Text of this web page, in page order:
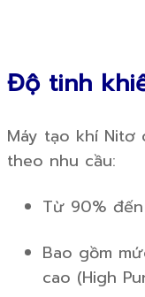
Độ tinh
Máy tạo khí
theo nhu cầu:
Từ 90%
Bao gồm
cao (High